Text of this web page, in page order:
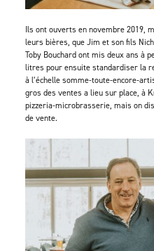
Ils ont ouverts en novembre 2019,
leurs bières, que Jim et son fils
Toby Bouchard ont mis deux ans à
litres pour ensuite standardiser la
à l’échelle somme-toute-encore-
gros des ventes a lieu sur place, à
pizzeria-microbrasserie, mais on
de vente.